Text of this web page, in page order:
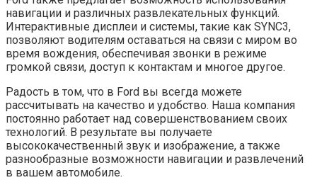
навигации и различных развлекательных функций.
Интерактивные дисплеи и системы, такие как SYNC3,
позволяют водителям оставаться на связи с миром во
время вождения, обеспечивая звонки в режиме
громкой связи, доступ к контактам и многое другое.
Радость в том, что в Ford вы всегда можете
рассчитывать на качество и удобство. Наша компания
постоянно работает над совершенствованием своих
технологий. В результате вы получаете
высококачественный звук и изображение, а также
разнообразные возможности навигации и развлечений
в вашем автомобиле.